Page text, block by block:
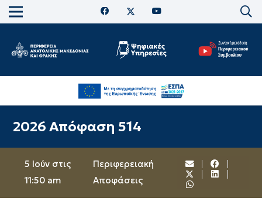
2026 Απόφαση 514
5 Ιούν στις
11:50 am
Περιφερειακή
Αποφάσεις